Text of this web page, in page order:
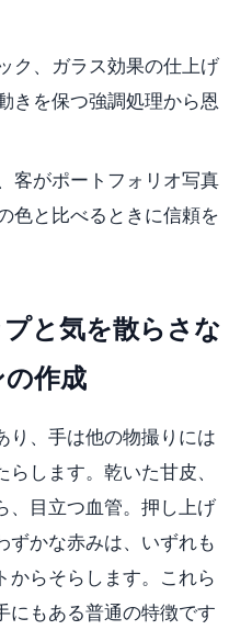
ク、ガラス効果の仕上げ
きを保つ強調処理から恩
客がポートフォリオ写真
色と比べるときに信頼を
と気を散らさな
作成
り、手は他の物撮りには
します。乾いた甘皮、
、目立つ血管。押し上げ
ずかな赤みは、いずれも
からそらします。これら
もある普通の特徴です